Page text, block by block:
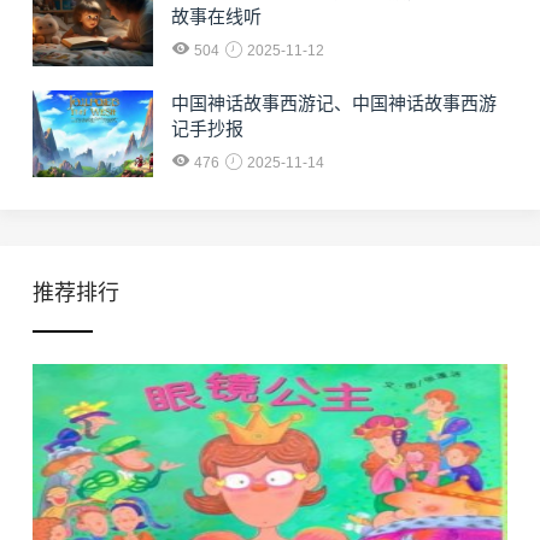
故事在线听
504 2025-11-12
中国神话故事西游记、中国神话故事西游
记手抄报
476 2025-11-14
推荐排行